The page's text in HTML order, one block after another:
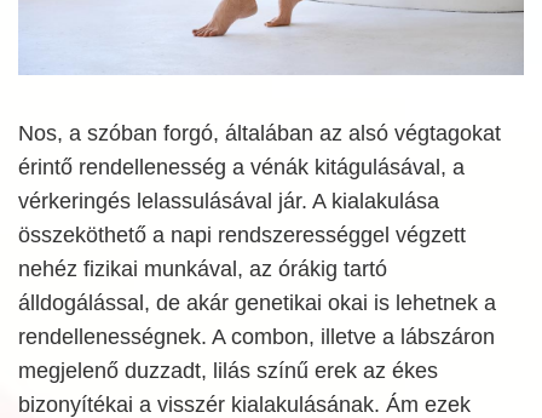
Nos, a szóban forgó, általában az alsó végtagokat
érintő rendellenesség a vénák kitágulásával, a
vérkeringés lelassulásával jár. A kialakulása
összeköthető a napi rendszerességgel végzett
nehéz fizikai munkával, az órákig tartó
álldogálással, de akár genetikai okai is lehetnek a
rendellenességnek. A combon, illetve a lábszáron
megjelenő duzzadt, lilás színű erek az ékes
bizonyítékai a visszér kialakulásának. Ám ezek